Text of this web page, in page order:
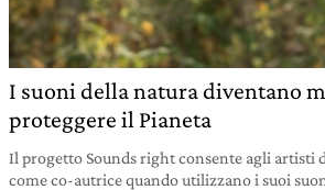
I suoni della natura diventano
proteggere il Pianeta
Il progetto Sounds right consente agli artisti
come co-autrice quando utilizzano i suoi